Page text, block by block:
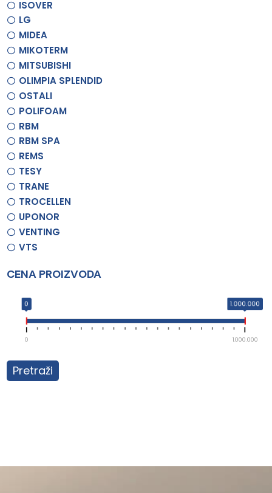
ISOVER
LG
MIDEA
MIKOTERM
MITSUBISHI
OLIMPIA SPLENDID
OSTALI
POLIFOAM
RBM
RBM SPA
REMS
TESY
TRANE
TROCELLEN
UPONOR
VENTING
VTS
CENA PROIZVODA
0 1.000.000
0 1.000.000
Pretraži